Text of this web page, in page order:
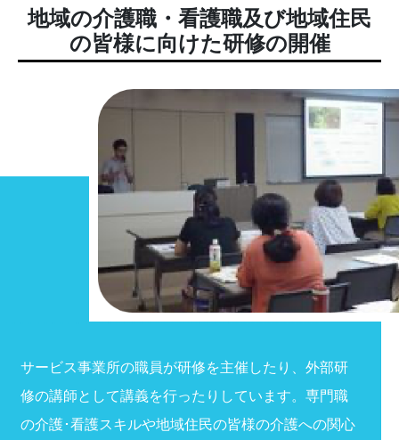
地域の介護職・看護職及び地域住民
の皆様に向けた研修の開催
サービス事業所の職員が研修を主催したり、外部研
修の講師として講義を行ったりしています。専門職
の介護･看護スキルや地域住民の皆様の介護への関心